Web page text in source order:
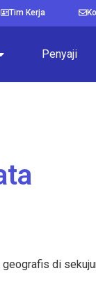
Tim Kerja
Penyaji
di